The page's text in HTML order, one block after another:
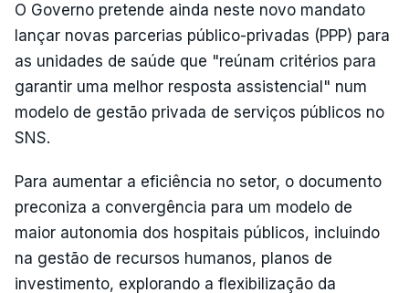
O Governo pretende ainda neste novo mandato
lançar novas parcerias público-privadas (PPP) para
as unidades de saúde que "reúnam critérios para
garantir uma melhor resposta assistencial" num
modelo de gestão privada de serviços públicos no
SNS.
Para aumentar a eficiência no setor, o documento
preconiza a convergência para um modelo de
maior autonomia dos hospitais públicos, incluindo
na gestão de recursos humanos, planos de
investimento, explorando a flexibilização da